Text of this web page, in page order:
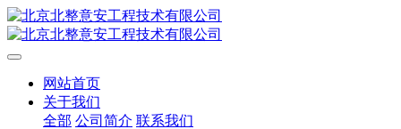
网站首页
关于我们
全部 公司简介 联系我们